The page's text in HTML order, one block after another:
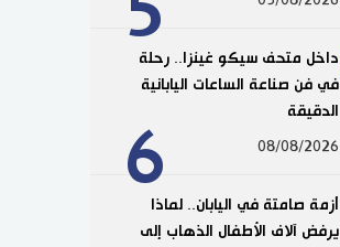
6
داخل متحف سيكو غينزا.. رحلة
في فن صناعة الساعات اليابانية
الدقيقة
08/08/2026
أزمة صامتة في اليابان.. لماذا
يرفض آلاف الأطفال الذهاب إلى